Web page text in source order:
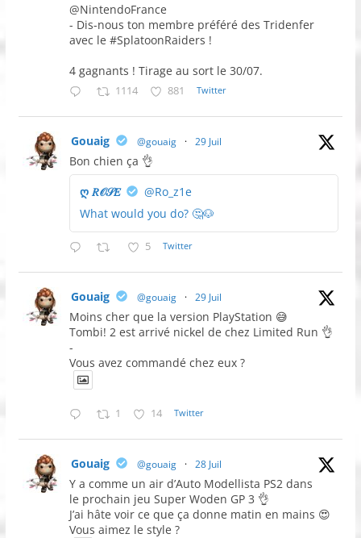
@NintendoFrance
- Dis-nous ton membre préféré des Tridenfer
avec le #SplatoonRaiders !
4 gagnants ! Tirage au sort le 30/07.
1114 881 Twitter
Gouaig @gouaig · 29 Juil
Bon chien ça 👌
ღ 𝑅𝒪𝒮𝐸
@Ro_z1e
What would you do? 🤔🐶
5 Twitter
Gouaig @gouaig · 29 Juil
Moins cher que la version PlayStation 😅
Tombi! 2 est arrivé nickel de chez Limited Run 👌
-
Vous avez commandé chez eux ?
1 14 Twitter
Gouaig @gouaig · 28 Juil
Y a comme un air d’Auto Modellista PS2 dans
le prochain jeu Super Woden GP 3 👌
J’ai hâte voir ce que ça donne matin en mains 😍
Vous aimez le style ?